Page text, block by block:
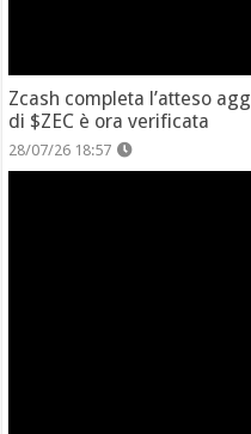
Zcash completa l’atteso
di $ZEC è ora verificata
28/07/26 18:57